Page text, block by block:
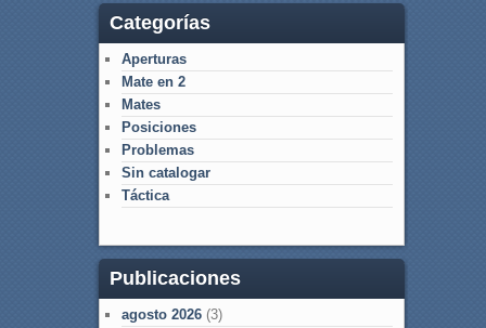
Categorías
Aperturas
Mate en 2
Mates
Posiciones
Problemas
Sin catalogar
Táctica
Publicaciones
agosto 2026(3)